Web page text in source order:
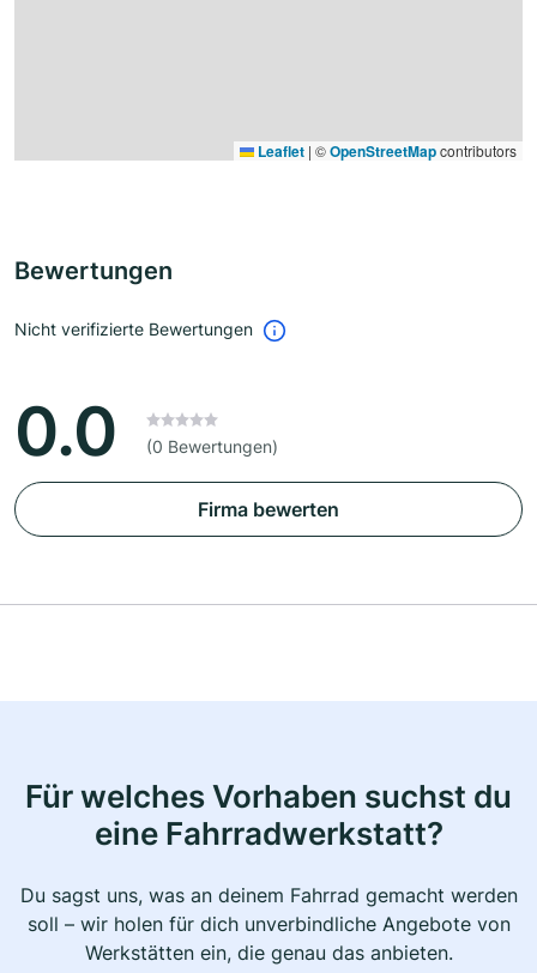
Leaflet | ©OpenStreetMapcontributors
Bewertungen
Nicht verifizierte Bewertungen
0.0 (0 Bewertungen)
Firma bewerten
Für welches Vorhaben suchst du
eine Fahrradwerkstatt?
Du sagst uns, was an deinem Fahrrad gemacht werden
soll – wir holen für dich unverbindliche Angebote von
Werkstätten ein, die genau das anbieten.